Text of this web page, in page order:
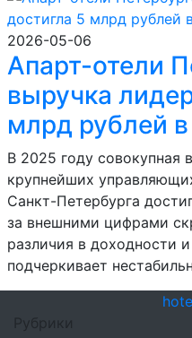
2026-05-06
Апарт-отели
выручка
млрд рублей
В 2025 году совокупная
крупнейших
Санкт-Петербурга
за внешними цифрами
различия в доходности
подчеркивает
Рубрики